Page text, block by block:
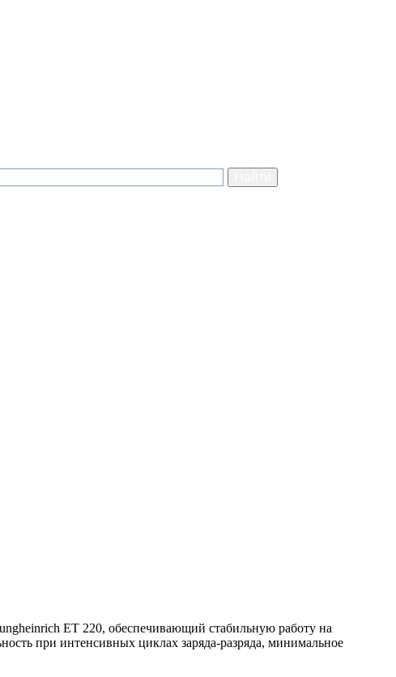
ET 220, обеспечивающий стабильную работу на
при интенсивных циклах заряда-разряда, минимальное